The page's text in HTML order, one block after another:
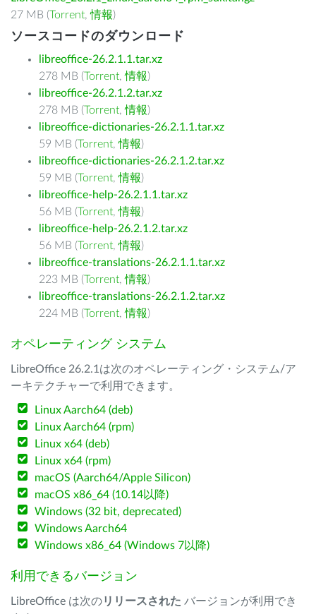
27 MB (Torrent,情報)
ソースコードのダウンロード
libreoffice-26.2.1.1.tar.xz
278 MB (Torrent,情報)
libreoffice-26.2.1.2.tar.xz
278 MB (Torrent,情報)
libreoffice-dictionaries-26.2.1.1.tar.xz
59 MB (Torrent,情報)
libreoffice-dictionaries-26.2.1.2.tar.xz
59 MB (Torrent,情報)
libreoffice-help-26.2.1.1.tar.xz
56 MB (Torrent,情報)
libreoffice-help-26.2.1.2.tar.xz
56 MB (Torrent,情報)
libreoffice-translations-26.2.1.1.tar.xz
223 MB (Torrent,情報)
libreoffice-translations-26.2.1.2.tar.xz
224 MB (Torrent,情報)
オペレーティング システム
LibreOffice 26.2.1は次のオペレーティング・システム/ア
ーキテクチャーで利用できます。
Linux Aarch64 (deb)
Linux Aarch64 (rpm)
Linux x64 (deb)
Linux x64 (rpm)
macOS (Aarch64/Apple Silicon)
macOS x86_64 (10.14以降)
Windows (32 bit, deprecated)
Windows Aarch64
Windows x86_64 (Windows 7以降)
利用できるバージョン
LibreOffice は次のリリースされた バージョンが利用でき